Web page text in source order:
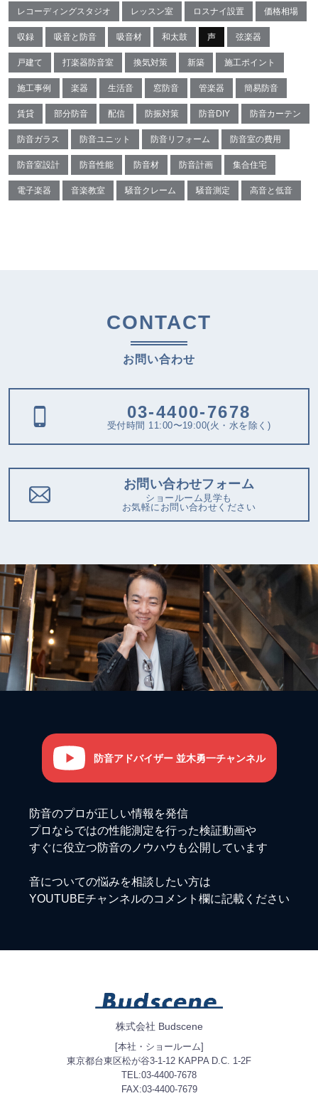
レコーディングスタジオ レッスン室 ロスナイ設置 価格相場
収録 吸音と防音 吸音材 和太鼓 声 弦楽器
戸建て 打楽器防音室 換気対策 新築 施工ポイント
施工事例 楽器 生活音 窓防音 管楽器 簡易防音
賃貸 部分防音 配信 防振対策 防音DIY 防音カーテン
防音ガラス 防音ユニット 防音リフォーム 防音室の費用
防音室設計 防音性能 防音材 防音計画 集合住宅
電子楽器 音楽教室 騒音クレーム 騒音測定 高音と低音
CONTACT
お問い合わせ
03-4400-7678
受付時間 11:00〜19:00(火・水を除く)
お問い合わせフォーム
ショールーム見学も
お気軽にお問い合わせください
防音アドバイザー 並木勇一チャンネル
防音のプロが正しい情報を発信
プロならではの性能測定を行った検証動画や
すぐに役立つ防音のノウハウも公開しています
音についての悩みを相談したい方は
YOUTUBEチャンネルのコメント欄に記載ください
株式会社 Budscene
[本社・ショールーム]
東京都台東区松が谷3-1-12 KAPPA D.C. 1-2F
TEL:03-4400-7678
FAX:03-4400-7679